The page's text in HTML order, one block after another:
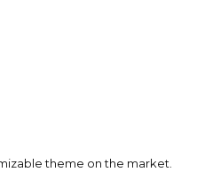
theme on the market.